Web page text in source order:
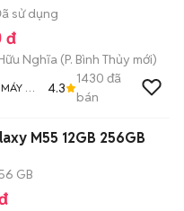
sử dụng
đ
Nghĩa (P. Bình Thủy mới)
VŨ
4.3
1430 đã
bán
M55 12GB 256GB
GB